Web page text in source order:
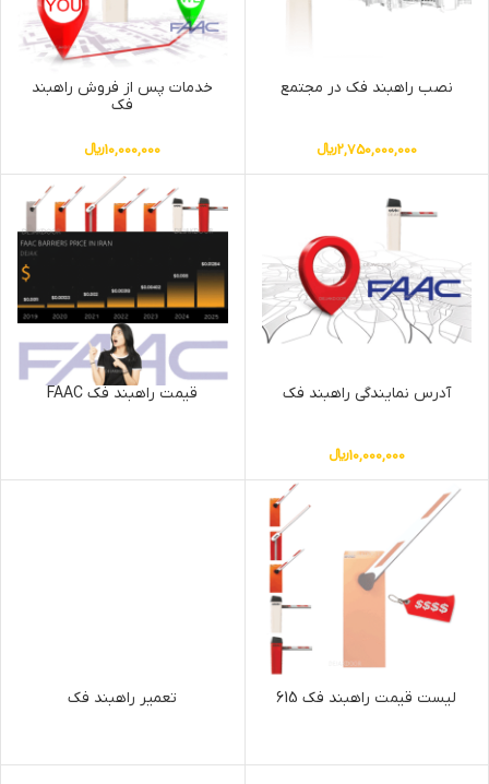
نصب راهبند فک در مجتمع
2,750,000,000﷼
خدمات پس از فروش راهبند
فک
10,000,000﷼
آدرس نمایندگی راهبند فک
10,000,000﷼
قیمت راهبند فک FAAC
لیست قیمت راهبند فک 615 تعمیر راهبند فک